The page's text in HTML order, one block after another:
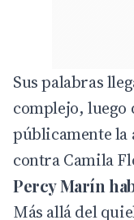
Sus palabras
complejo, luego
públicamente la
contra Camila
Percy Marín
Más allá del